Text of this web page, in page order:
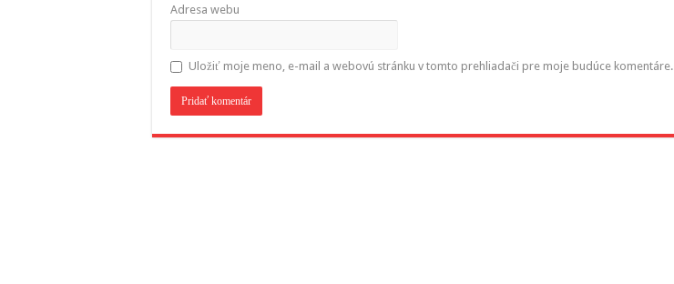
Adresa webu
Uložiť moje meno, e-mail a webovú stránku v tomto prehliadači pre moje budúce komentáre.